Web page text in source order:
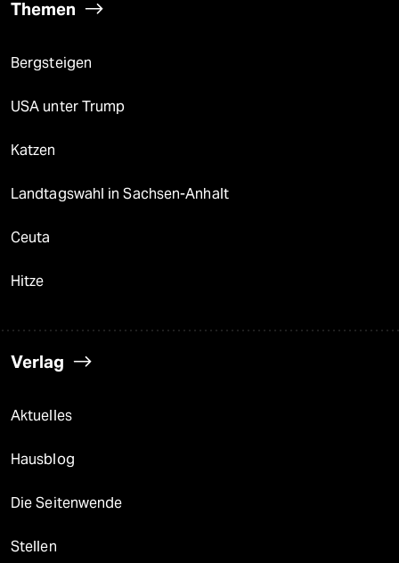
Themen
Bergsteigen
USA unter Trump
Katzen
Landtagswahl in Sachsen-Anhalt
Ceuta
Hitze
Verlag
Aktuelles
Hausblog
Die Seitenwende
Stellen